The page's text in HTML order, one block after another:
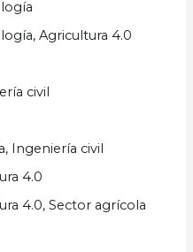
Agricultura 4.0
civil
Ingeniería civil
4.0
4.0, Sector agrícola